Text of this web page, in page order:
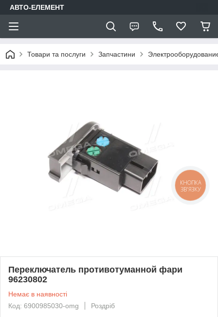
АВТО-ЕЛЕМЕНТ
Товари та послуги Запчастини
Переключатель противотуманной фари
96230802
Немає в наявності
Код: 6900985030-omg
Роздріб
КНОПКА
ЗВ'ЯЗКУ